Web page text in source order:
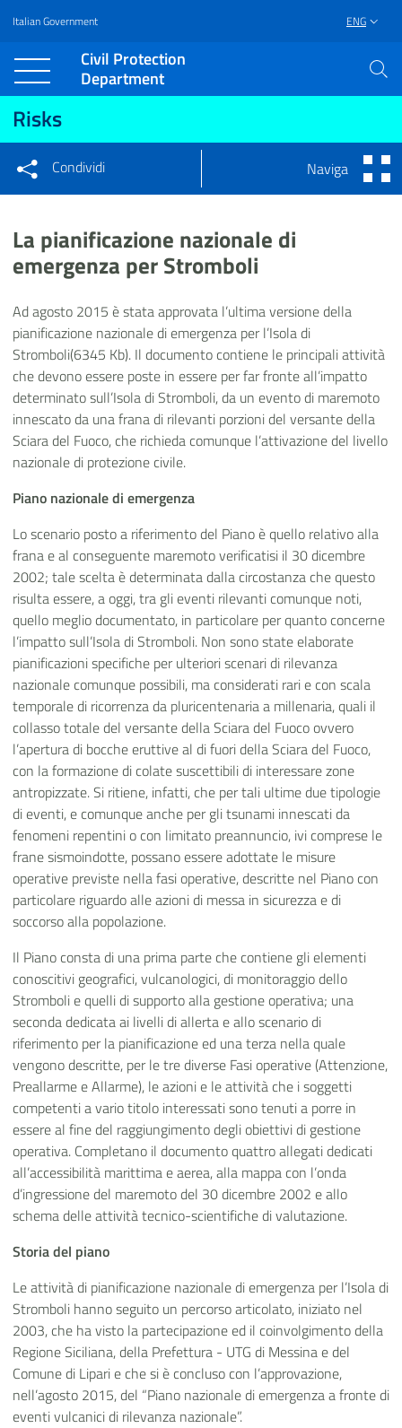
Vai al contenuto principale
Raggiungi il piè di pagina
Italian Government ENG
Civil Protection
Department
Risks
Condividi su Facebook
Condividi su LinkedIn
Condividi
Condividi sui social network
Naviga
La pianificazione nazionale di
emergenza per Stromboli
Ad agosto 2015 è stata approvata l’ultima versione della
pianificazione nazionale di emergenza per l’Isola di
Stromboli(6345 Kb). Il documento contiene le principali attività
che devono essere poste in essere per far fronte all’impatto
determinato sull’Isola di Stromboli, da un evento di maremoto
innescato da una frana di rilevanti porzioni del versante della
Sciara del Fuoco, che richieda comunque l’attivazione del livello
nazionale di protezione civile.
Piano nazionale di emergenza
Lo scenario posto a riferimento del Piano è quello relativo alla
frana e al conseguente maremoto verificatisi il 30 dicembre
2002; tale scelta è determinata dalla circostanza che questo
risulta essere, a oggi, tra gli eventi rilevanti comunque noti,
quello meglio documentato, in particolare per quanto concerne
l’impatto sull’Isola di Stromboli. Non sono state elaborate
pianificazioni specifiche per ulteriori scenari di rilevanza
nazionale comunque possibili, ma considerati rari e con scala
temporale di ricorrenza da pluricentenaria a millenaria, quali il
collasso totale del versante della Sciara del Fuoco ovvero
l’apertura di bocche eruttive al di fuori della Sciara del Fuoco,
con la formazione di colate suscettibili di interessare zone
antropizzate. Si ritiene, infatti, che per tali ultime due tipologie
di eventi, e comunque anche per gli tsunami innescati da
fenomeni repentini o con limitato preannuncio, ivi comprese le
frane sismoindotte, possano essere adottate le misure
operative previste nella fasi operative, descritte nel Piano con
particolare riguardo alle azioni di messa in sicurezza e di
soccorso alla popolazione.
Il Piano consta di una prima parte che contiene gli elementi
conoscitivi geografici, vulcanologici, di monitoraggio dello
Stromboli e quelli di supporto alla gestione operativa; una
seconda dedicata ai livelli di allerta e allo scenario di
riferimento per la pianificazione ed una terza nella quale
vengono descritte, per le tre diverse Fasi operative (Attenzione,
Preallarme e Allarme), le azioni e le attività che i soggetti
competenti a vario titolo interessati sono tenuti a porre in
essere al fine del raggiungimento degli obiettivi di gestione
operativa. Completano il documento quattro allegati dedicati
all’accessibilità marittima e aerea, alla mappa con l’onda
d’ingressione del maremoto del 30 dicembre 2002 e allo
schema delle attività tecnico-scientifiche di valutazione.
Storia del piano
Le attività di pianificazione nazionale di emergenza per l’Isola di
Stromboli hanno seguito un percorso articolato, iniziato nel
2003, che ha visto la partecipazione ed il coinvolgimento della
Regione Siciliana, della Prefettura - UTG di Messina e del
Comune di Lipari e che si è concluso con l’approvazione,
nell’agosto 2015, del “Piano nazionale di emergenza a fronte di
eventi vulcanici di rilevanza nazionale”.